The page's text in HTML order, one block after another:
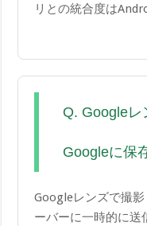
リとの統合度は
Q. Googleレ
Googleに保
Googleレンズで撮
ーバーに一時的に送